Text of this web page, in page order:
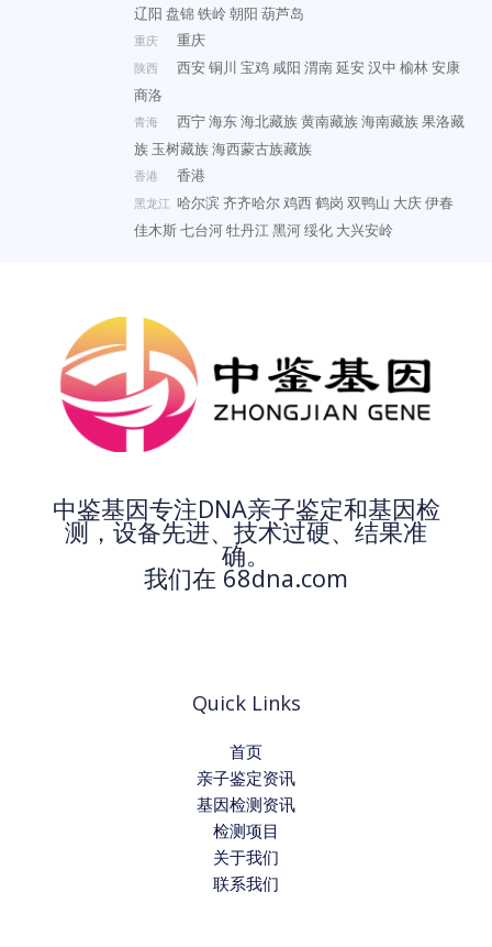
辽阳 盘锦铁岭朝阳 葫芦岛
重庆 重庆
陕西 西安铜川 宝鸡 咸阳 渭南延安汉中 榆林安康
商洛
青海 西宁海东海北藏族黄南藏族海南藏族果洛藏
族 玉树藏族海西蒙古族藏族
香港 香港
黑龙江 哈尔滨齐齐哈尔鸡西鹤岗 双鸭山 大庆伊春
佳木斯七台河牡丹江黑河绥化 大兴安岭
中鉴基因专注DNA亲子鉴定和基因检
测，设备先进、技术过硬、结果准
确。
我们在 68dna.com
Quick Links
首页
亲子鉴定资讯
基因检测资讯
检测项目
关于我们
联系我们